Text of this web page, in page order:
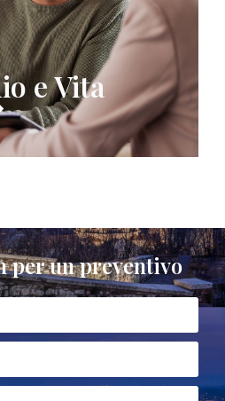
e Vita
per un preventivo